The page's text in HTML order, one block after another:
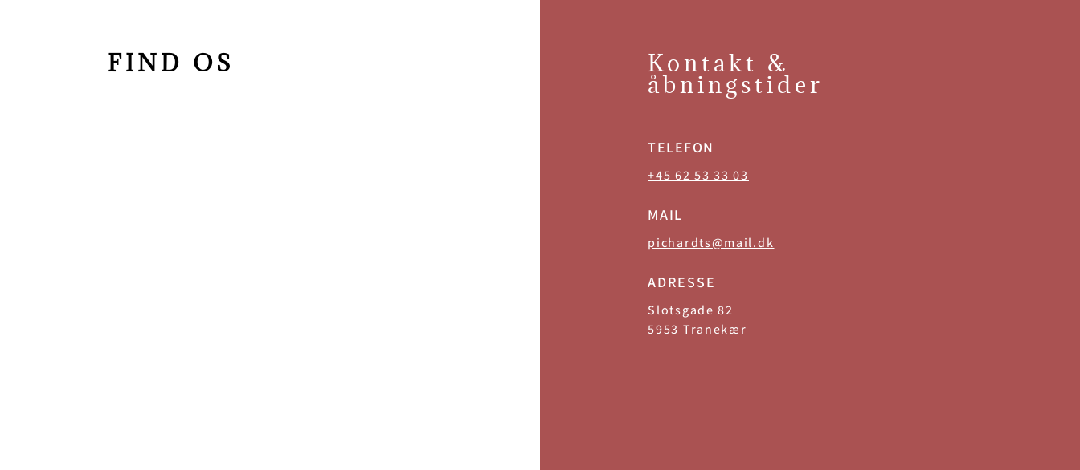
FIND OS Kontakt &
åbningstider
TELEFON
+45 62 53 33 03
MAIL
pichardts@mail.dk
ADRESSE
Slotsgade 82
5953 Tranekær